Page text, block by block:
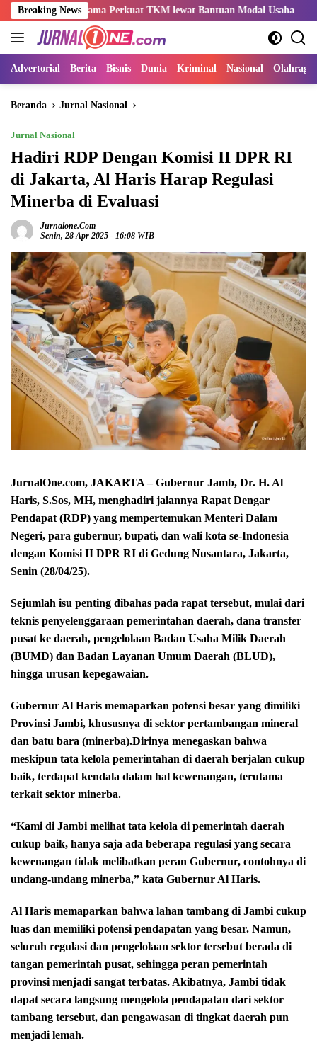
Langsung
ke
konten
Breaking News
Rama Perkuat TKM lewat Bantuan Modal Usaha
Advertorial Berita Bisnis Dunia Kriminal Nasional Olahraga
Beranda Jurnal Nasional
Jurnal Nasional
Hadiri RDP Dengan Komisi II DPR RI
di Jakarta, Al Haris Harap Regulasi
Minerba di Evaluasi
Jurnalone.com
Senin, 28 Apr 2025 - 16:08 WIB
JurnalOne.com, JAKARTA – Gubernur Jamb, Dr. H. Al
Haris, S.Sos, MH, menghadiri jalannya Rapat Dengar
Pendapat (RDP) yang mempertemukan Menteri Dalam
Negeri, para gubernur, bupati, dan wali kota se-Indonesia
dengan Komisi II DPR RI di Gedung Nusantara, Jakarta,
Senin (28/04/25).
Sejumlah isu penting dibahas pada rapat tersebut, mulai dari
teknis penyelenggaraan pemerintahan daerah, dana transfer
pusat ke daerah, pengelolaan Badan Usaha Milik Daerah
(BUMD) dan Badan Layanan Umum Daerah (BLUD),
hingga urusan kepegawaian.
Gubernur Al Haris memaparkan potensi besar yang dimiliki
Provinsi Jambi, khususnya di sektor pertambangan mineral
dan batu bara (minerba).Dirinya menegaskan bahwa
meskipun tata kelola pemerintahan di daerah berjalan cukup
baik, terdapat kendala dalam hal kewenangan, terutama
terkait sektor minerba.
“Kami di Jambi melihat tata kelola di pemerintah daerah
cukup baik, hanya saja ada beberapa regulasi yang secara
kewenangan tidak melibatkan peran Gubernur, contohnya di
undang-undang minerba,” kata Gubernur Al Haris.
Al Haris memaparkan bahwa lahan tambang di Jambi cukup
luas dan memiliki potensi pendapatan yang besar. Namun,
seluruh regulasi dan pengelolaan sektor tersebut berada di
tangan pemerintah pusat, sehingga peran pemerintah
provinsi menjadi sangat terbatas. Akibatnya, Jambi tidak
dapat secara langsung mengelola pendapatan dari sektor
tambang tersebut, dan pengawasan di tingkat daerah pun
menjadi lemah.